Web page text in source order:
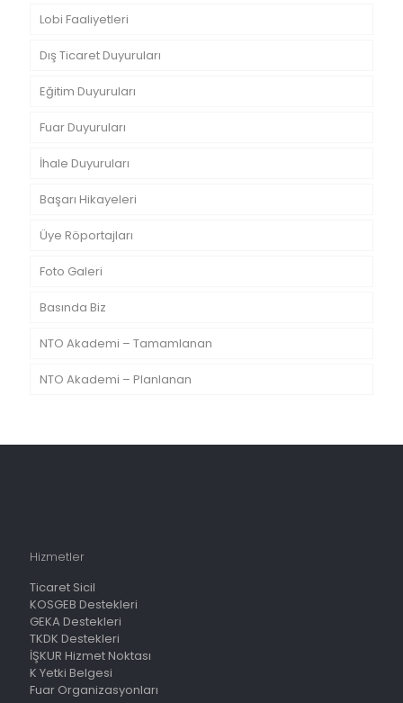
Lobi Faaliyetleri
Dış Ticaret Duyuruları
Eğitim Duyuruları
Fuar Duyuruları
İhale Duyuruları
Başarı Hikayeleri
Üye Röportajları
Foto Galeri
Basında Biz
NTO Akademi – Tamamlanan
NTO Akademi – Planlanan
Hizmetler
Ticaret Sicil
KOSGEB Destekleri
GEKA Destekleri
TKDK Destekleri
İŞKUR Hizmet Noktası
K Yetki Belgesi
Fuar Organizasyonları